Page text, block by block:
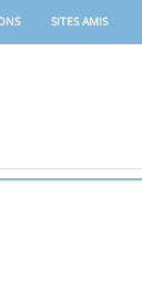
SITES AMIS